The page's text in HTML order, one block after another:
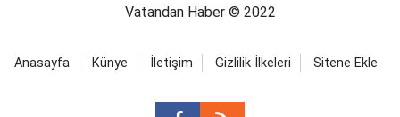
Vatandan Haber © 2022
Anasayfa Künye İletişim Gizlilik İlkeleri Sitene Ekle